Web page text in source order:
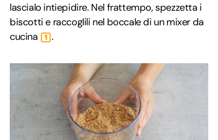
lascialo intiepidire. Nel frattempo, spezzetta i
biscotti e raccoglili nel boccale di un mixer da
cucina
1 .